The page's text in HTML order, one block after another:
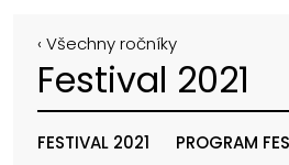
‹ Všechny ročníky
Festival 2021
FESTIVAL 2021
PROGRAM